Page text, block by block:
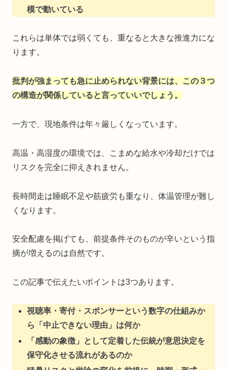
模で動いている
これらは単体では弱くても、重なると大きな推進力にな
ります。
批判が強まっても急に止められない背景には、この３つ
の構造が関係していると言っていいでしょう。
一方で、現地条件は年々厳しくなっています。
高温・高湿度の環境では、こまめな給水や冷却だけでは
リスクを完全に抑えきれません。
長時間走は睡眠不足や筋疲労も重なり、体温管理が難し
くなります。
安全配慮を掲げても、前提条件そのものが辛いという指
摘が増えるのは自然です。
この記事で伝えたいポイントは3つあります。
視聴率・寄付・スポンサーという数字の仕組みか
ら「中止できない理由」は何か
「感動の象徴」として定着した伝統が意思決定を
保守化させる流れがあるのか